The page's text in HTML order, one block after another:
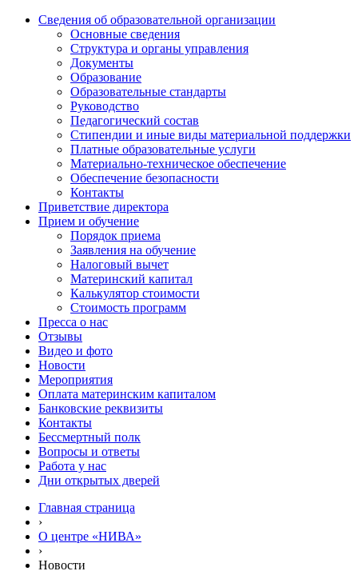
Сведения об образовательной организации
Основные сведения
Структура и органы управления
Документы
Образование
Образовательные стандарты
Руководство
Педагогический состав
Стипендии и иные виды материальной поддержки
Платные образовательные услуги
Материально-техническое обеспечение
Обеспечение безопасности
Контакты
Приветствие директора
Прием и обучение
Порядок приема
Заявления на обучение
Налоговый вычет
Материнский капитал
Калькулятор стоимости
Стоимость программ
Пресса о нас
Отзывы
Видео и фото
Новости
Мероприятия
Оплата материнским капиталом
Банковские реквизиты
Контакты
Бессмертный полк
Вопросы и ответы
Работа у нас
Дни открытых дверей
Главная страница
›
О центре «НИВА»
›
Новости